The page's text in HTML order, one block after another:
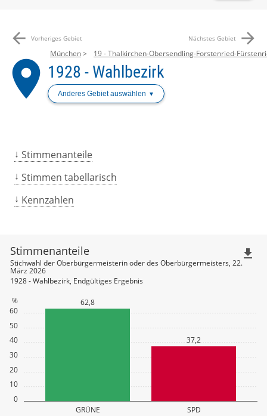
arrow_back Vorheriges Gebiet Nächstes Gebiet arrow_forward
place
München 19 - Thalkirchen-Obersendling-Forstenried-
1928 - Wahlbezirk
Anderes Gebiet auswählen
Stimmenanteile
Stimmen tabellarisch
Kennzahlen
0
10
20
30
40
50
60
%
GRÜNE SPD
62,8
37,2
Stimmenanteile
Stichwahl der Oberbürgermeisterin oder des Oberbürgermeisters, 22.
März 2026
1928 - Wahlbezirk, Endgültiges Ergebnis
file_download